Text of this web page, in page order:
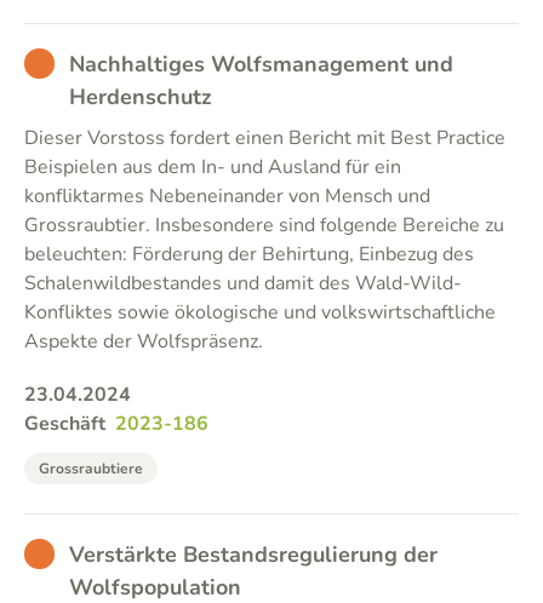
BAD Nachhaltiges Wolfsmanagement und
Herdenschutz
Dieser Vorstoss fordert einen Bericht mit Best Practice
Beispielen aus dem In- und Ausland für ein
konfliktarmes Nebeneinander von Mensch und
Grossraubtier. Insbesondere sind folgende Bereiche zu
beleuchten: Förderung der Behirtung, Einbezug des
Schalenwildbestandes und damit des Wald-Wild-
Konfliktes sowie ökologische und volkswirtschaftliche
Aspekte der Wolfspräsenz.
23.04.2024
Geschäft 2023-186
Grossraubtiere
BADVerstärkte Bestandsregulierung der
Wolfspopulation